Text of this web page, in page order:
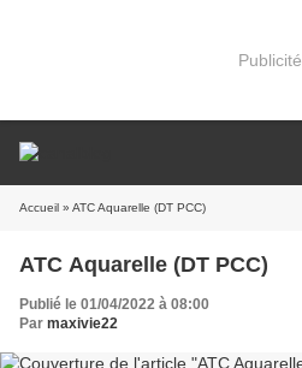
Publicité
Accueil » ATC Aquarelle (DT PCC)
ATC Aquarelle (DT PCC)
Publié le 01/04/2022 à 08:00
Par maxivie22